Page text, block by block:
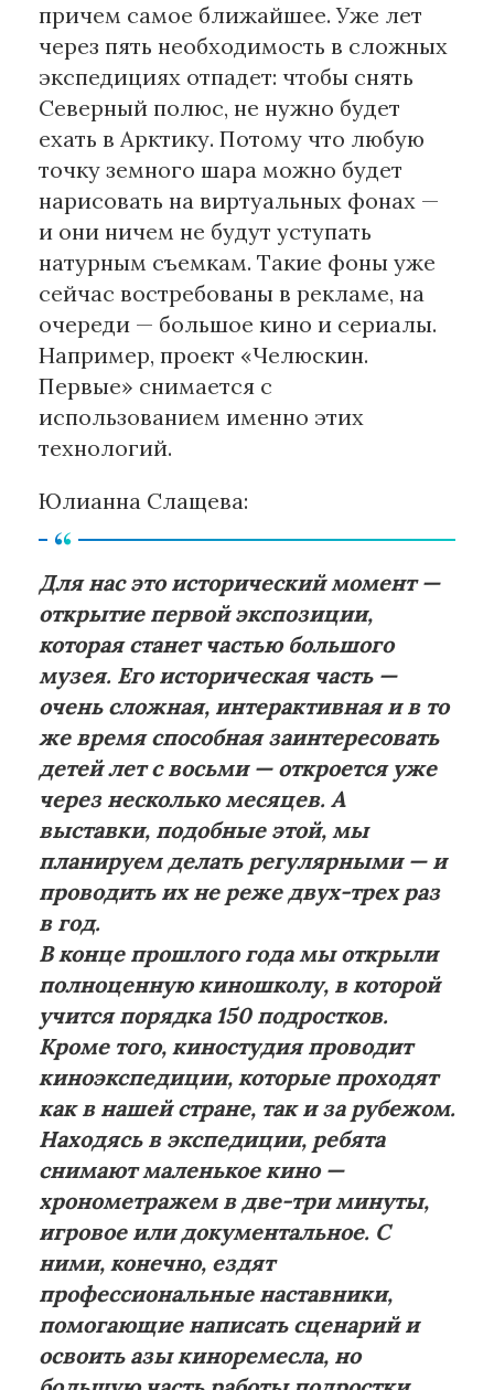
причем самое ближайшее. Уже лет
через пять необходимость в сложных
экспедициях отпадет: чтобы снять
Северный полюс, не нужно будет
ехать в Арктику. Потому что любую
точку земного шара можно будет
нарисовать на виртуальных фонах —
и они ничем не будут уступать
натурным съемкам. Такие фоны уже
сейчас востребованы в рекламе, на
очереди — большое кино и сериалы.
Например, проект «Челюскин.
Первые» снимается с
использованием именно этих
технологий.
Юлианна Слащева:
Для нас это исторический момент —
открытие первой экспозиции,
которая станет частью большого
музея. Его историческая часть —
очень сложная, интерактивная и в то
же время способная заинтересовать
детей лет с восьми — откроется уже
через несколько месяцев. А
выставки, подобные этой, мы
планируем делать регулярными — и
проводить их не реже двух-трех раз
в год.
В конце прошлого года мы открыли
полноценную киношколу, в которой
учится порядка 150 подростков.
Кроме того, киностудия проводит
киноэкспедиции, которые проходят
как в нашей стране, так и за рубежом.
Находясь в экспедиции, ребята
снимают маленькое кино —
хронометражем в две-три минуты,
игровое или документальное. С
ними, конечно, ездят
профессиональные наставники,
помогающие написать сценарий и
освоить азы киноремесла, но